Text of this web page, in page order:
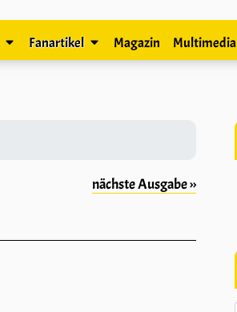
Fanartikel Magazin Multimedia
nächste Ausgabe ››